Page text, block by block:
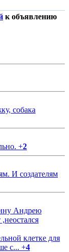
к объявлению
собака
+2
И создателям
Андрею
клетке для
с... +4